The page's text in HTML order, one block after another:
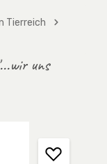
Tierreich
uns